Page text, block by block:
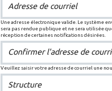
Adresse de courriel
Une adresse électronique valide. Le système
sera pas rendue publique et ne sera utilisée
réception de certaines notifications désirées.
Confirmer l'adresse de
Veuillez saisir votre adresse de courriel une
Structure